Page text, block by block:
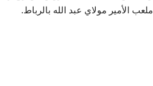
ملعب الأمير مولاي عبد الله بالرباط.